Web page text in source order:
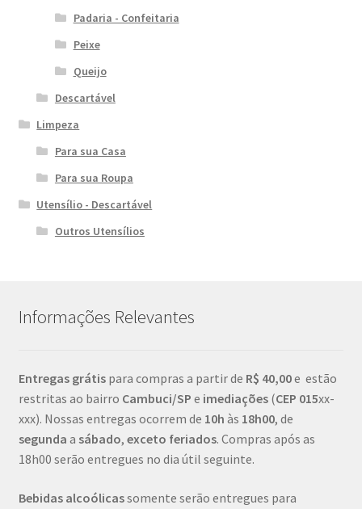
Padaria - Confeitaria
Peixe
Queijo
Descartável
Limpeza
Para sua Casa
Para sua Roupa
Utensílio - Descartável
Outros Utensílios
Informações Relevantes
Entregas grátis para compras a partir de R$ 40,00e estão
restritas ao bairro Cambuci/SP e imediações(CEP 015xx-
xxx). Nossas entregas ocorrem de 10h às 18h00, de
segunda a sábado, exceto feriados. Compras após as
18h00 serão entregues no dia útil seguinte.
Bebidas alcoólicassomente serão entregues para